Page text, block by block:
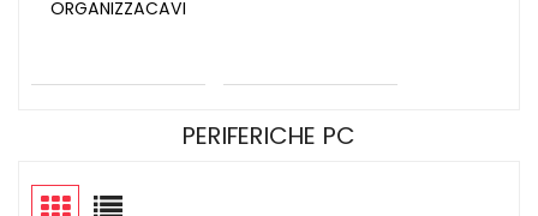
ORGANIZZACAVI
PERIFERICHE PC